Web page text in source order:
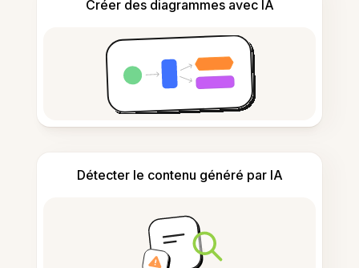
Créer des diagrammes avec IA
Détecter le contenu généré par IA